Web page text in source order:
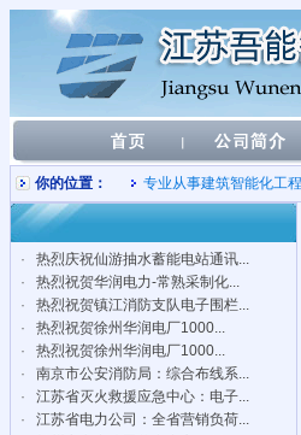
你的位置： 专业从事建筑智能化工
· 热烈庆祝仙游抽水蓄能电站通讯...
· 热烈祝贺华润电力-常熟采制化...
· 热烈祝贺镇江消防支队电子围栏...
· 热烈祝贺徐州华润电厂1000...
· 热烈祝贺徐州华润电厂1000...
· 南京市公安消防局：综合布线系...
· 江苏省灭火救援应急中心：电子...
· 江苏省电力公司：全省营销负荷...